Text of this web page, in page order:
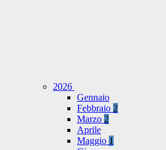
2026
Gennaio
Febbraio 2
Marzo 2
Aprile
Maggio 1